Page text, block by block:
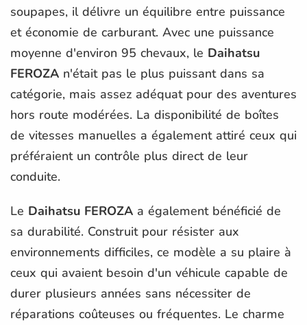
soupapes, il délivre un équilibre entre puissance
et économie de carburant. Avec une puissance
moyenne d'environ 95 chevaux, le Daihatsu
FEROZA n'était pas le plus puissant dans sa
catégorie, mais assez adéquat pour des aventures
hors route modérées. La disponibilité de boîtes
de vitesses manuelles a également attiré ceux qui
préféraient un contrôle plus direct de leur
conduite.
Le Daihatsu FEROZA a également bénéficié de
sa durabilité. Construit pour résister aux
environnements difficiles, ce modèle a su plaire à
ceux qui avaient besoin d'un véhicule capable de
durer plusieurs années sans nécessiter de
réparations coûteuses ou fréquentes. Le charme